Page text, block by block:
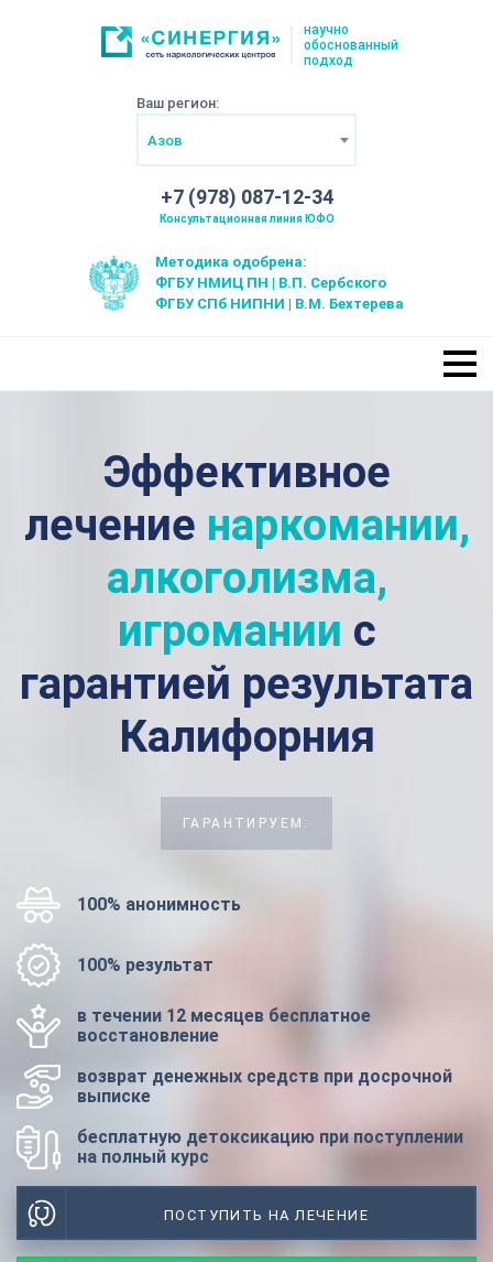
научно
обоснованный
подход
Ваш регион:
Азов
+7 (978) 087-12-34
Консультационная линия ЮФО
Методика одобрена:
ФГБУ НМИЦ ПН | В.П. Сербского
ФГБУ СПб НИПНИ | В.М. Бехтерева
Эффективное
лечение наркомании,
алкоголизма,
игромании с
гарантией результата
Калифорния
ГАРАНТИРУЕМ:
100% анонимность
100% результат
в течении 12 месяцев бесплатное
восстановление
возврат денежных средств при досрочной
выписке
бесплатную детоксикацию при поступлении
на полный курс
ПОСТУПИТЬ НА ЛЕЧЕНИЕ